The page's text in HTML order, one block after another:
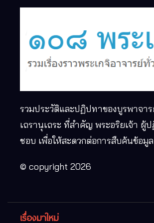
รวมประวัติและปฏิปทาของบูรพาจา
เถรานุเถระ ที่สำคัญ พระอริยเจ้า ผู้
ชอบ เพื่อให้สะดวกต่อการสืบค้นข้อมูล
© copyright 2026
เรื่องมาใหม่